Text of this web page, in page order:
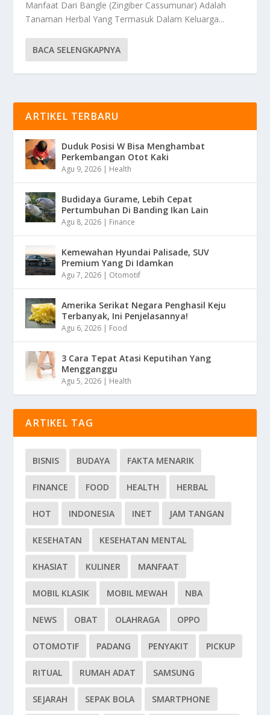
Manfaat Dari Bangle (Zingiber Cassumunar) Adalah
Tanaman Herbal Yang Termasuk Dalam Keluarga...
BACA SELENGKAPNYA
ARTIKEL TERBARU
Duduk Posisi W Bisa Menghambat
Perkembangan Otot Kaki
Agu 9, 2026 | Health
Budidaya Gurame, Lebih Cepat
Pertumbuhan Di Banding Ikan Lain
Agu 8, 2026 | Finance
Kemewahan Hyundai Palisade, SUV
Premium Yang Di Idamkan
Agu 7, 2026 | Otomotif
Amerika Serikat Negara Penghasil Keju
Terbanyak, Ini Penjelasannya!
Agu 6, 2026 | Food
3 Cara Tepat Atasi Keputihan Yang
Mengganggu
Agu 5, 2026 | Health
ARTIKEL TAG
BISNIS BUDAYA FAKTA MENARIK
FINANCE FOOD HEALTH HERBAL
HOT INDONESIA INET JAM TANGAN
KESEHATAN KESEHATAN MENTAL
KHASIAT KULINER MANFAAT
MOBIL KLASIK MOBIL MEWAH NBA
NEWS OBAT OLAHRAGA OPPO
OTOMOTIF PADANG PENYAKIT PICKUP
RITUAL RUMAH ADAT SAMSUNG
SEJARAH SEPAK BOLA SMARTPHONE